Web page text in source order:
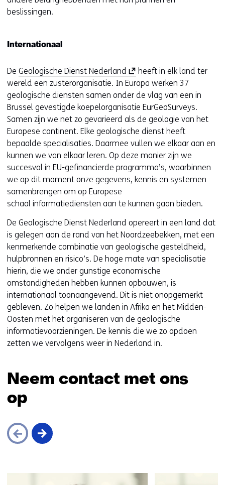
beslissingen.
Internationaal
De Geologische Dienst Nederland (
o
p
e
n
t
i
n
n
i
u
v
e
n
s
t
e
r
)
(
v
e
i
heeft in elk land ter
wereld een zusterorganisatie. In Europa werken 37
geologische diensten samen onder de vlag van een in
Brussel gevestigde koepelorganisatie EurGeoSurveys.
Samen zijn we net zo gevarieerd als de geologie van het
Europese continent. Elke geologische dienst heeft
bepaalde specialisaties. Daarmee vullen we elkaar aan en
kunnen we van elkaar leren. Op deze manier zijn we
succesvol in EU-gefinancierde programma’s, waarbinnen
we op dit moment onze gegevens, kennis en systemen
samenbrengen om op Europese
schaal informatiediensten aan te kunnen gaan bieden.
De Geologische Dienst Nederland opereert in een land dat
is gelegen aan de rand van het Noordzeebekken, met een
kenmerkende combinatie van geologische gesteldheid,
hulpbronnen en risico’s. De hoge mate van specialisatie
hierin, die we onder gunstige economische
omstandigheden hebben kunnen opbouwen, is
internationaal toonaangevend. Dit is niet onopgemerkt
gebleven. Zo helpen we landen in Afrika en het Midden-
Oosten met het organiseren van de geologische
informatievoorzieningen. De kennis die we zo opdoen
zetten we vervolgens weer in Nederland in.
Neem contact met ons
op
navigatie